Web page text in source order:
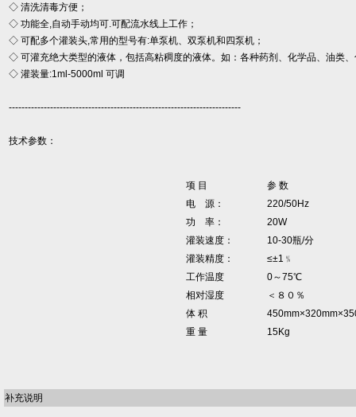
◇ 清洗清毒方便；
◇ 功能全,自动手动均可.可配流水线上工作；
◇ 可配多个灌装头,常用的型号有:单泵机、双泵机和四泵机；
◇ 可灌充绝大类型的液体，包括高粘稠度的液体。如：各种药剂、化学品、油类
◇ 灌装量:1ml-5000ml 可调
-------------------------------------------------------------------------
技术参数：
项 目
参 数
电 源：
220/50Hz
功 率：
20W
灌装速度：
10-30瓶/分
灌装精度：
≤±1﹪
工作温度
0～75℃
相对湿度
＜８０％
体 积
重 量
15Kg
补充说明